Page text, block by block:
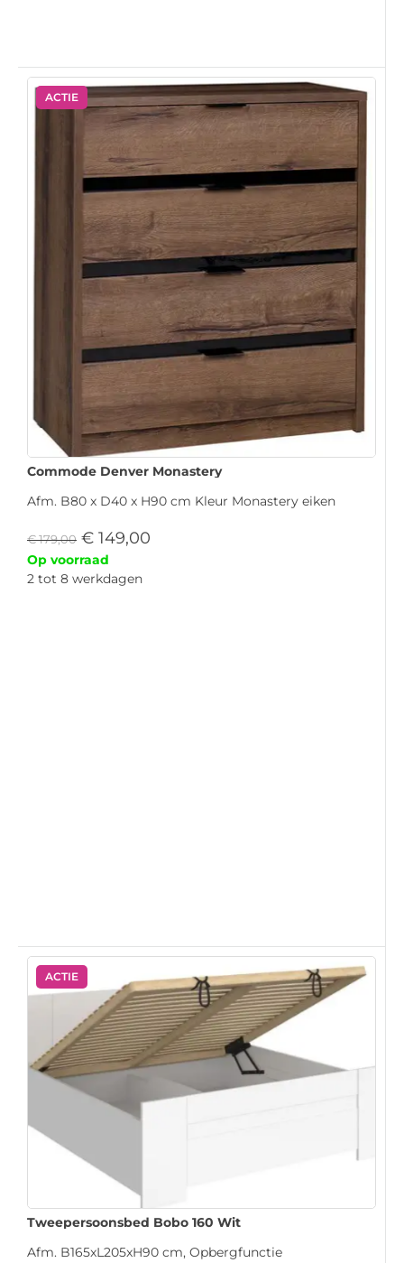
ACTIE
Commode Denver Monastery
Afm. B80 x D40 x H90 cm Kleur Monastery eiken
€179,00 € 149,00
Op voorraad
2 tot 8 werkdagen
ACTIE
Tweepersoonsbed Bobo 160 Wit
Afm. B165xL205xH90 cm, Opbergfunctie